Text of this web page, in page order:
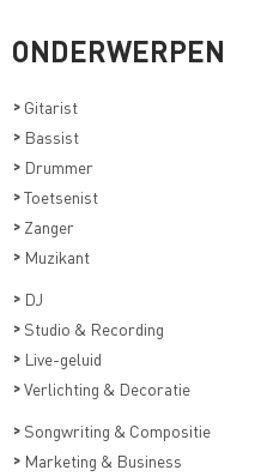
ONDERWERPEN
> Gitarist
> Bassist
> Drummer
>Toetsenist
> Zanger
> Muzikant
> DJ
> Studio & Recording
> Live-geluid
>Verlichting & Decoratie
> Songwriting & Compositie
> Marketing & Business